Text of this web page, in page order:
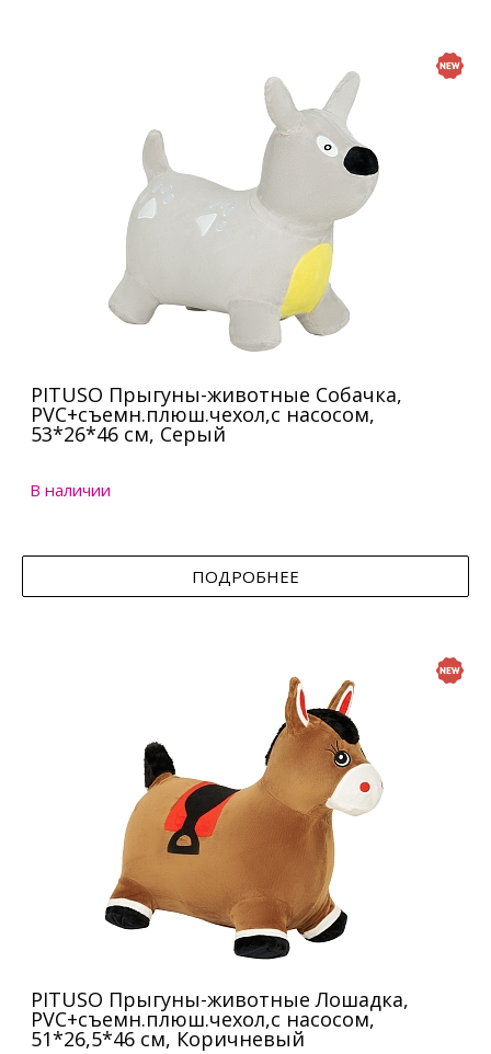
PITUSO Прыгуны-животные Собачка,
PVC+съемн.плюш.чехол,с насосом,
53*26*46 см, Серый
В наличии
ПОДРОБНЕЕ
PITUSO Прыгуны-животные Лошадка,
PVC+съемн.плюш.чехол,с насосом,
51*26,5*46 см, Коричневый